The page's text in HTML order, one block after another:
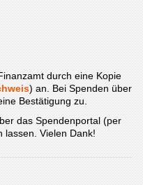
durch eine Kopie
) an. Bei Spenden über
Bestätigung zu.
das Spendenportal (per
lassen. Vielen Dank!